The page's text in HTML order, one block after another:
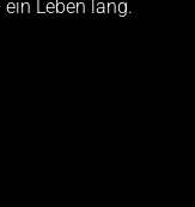
Leben lang.